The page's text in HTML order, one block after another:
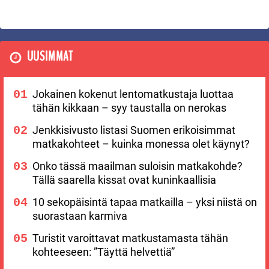
UUSIMMAT
Jokainen kokenut lentomatkustaja luottaa
tähän kikkaan – syy taustalla on nerokas
Jenkkisivusto listasi Suomen erikoisimmat
matkakohteet – kuinka monessa olet käynyt?
Onko tässä maailman suloisin matkakohde?
Tällä saarella kissat ovat kuninkaallisia
10 sekopäisintä tapaa matkailla – yksi niistä on
suorastaan karmiva
Turistit varoittavat matkustamasta tähän
kohteeseen: ”Täyttä helvettiä”